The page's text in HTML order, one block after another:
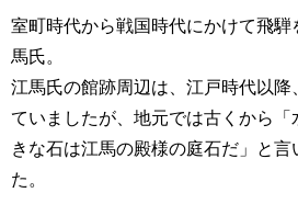
室町時代から戦国時代にかけて飛騨
馬氏。
江馬氏の館跡周辺は、江戸時代以
ていましたが、地元では古くから「
きな石は江馬の殿様の庭石だ」と言
た。